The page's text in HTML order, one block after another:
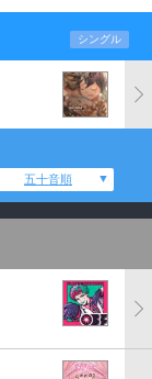
シングル
五十音順